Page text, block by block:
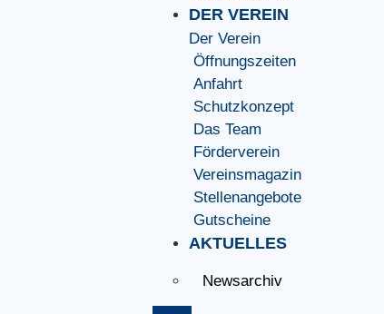
DER VEREIN
Der Verein
Öffnungszeiten
Anfahrt
Schutzkonzept
Das Team
Förderverein
Vereinsmagazin
Stellenangebote
Gutscheine
AKTUELLES
Newsarchiv